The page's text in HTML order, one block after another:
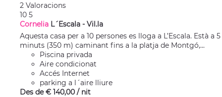
2 Valoracions
10 5
Cornelia L´Escala - Vil.la
Aquesta casa per a 10 persones es lloga a L’Escala. Està a 5
minuts (350 m) caminant fins a la platja de Montgó,...
Piscina privada
Aire condicionat
Accés Internet
parking a l´aire lliure
Des de € 140,00 / nit